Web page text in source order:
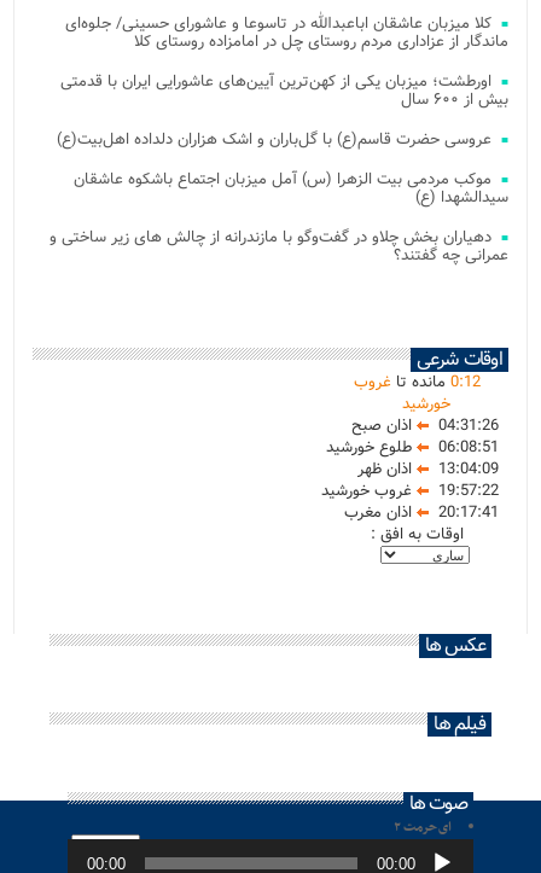
کلا میزبان عاشقان اباعبدالله در تاسوعا و عاشورای حسینی/ جلوه‌ای
ماندگار از عزاداری مردم روستای چل در امامزاده روستای کلا
اورطشت؛ میزبان یکی از کهن‌ترین آیین‌های عاشورایی ایران با قدمتی
بیش از ۶۰۰ سال
عروسی حضرت قاسم(ع) با گل‌باران و اشک هزاران دلداده اهل‌بیت(ع)
موکب مردمی بیت‌ الزهرا (س) آمل میزبان اجتماع باشکوه عاشقان
سیدالشهدا (ع)
دهیاران بخش چلاو در گفت‌وگو با مازندرانه از چالش های زیر ساختی و
عمرانی چه گفتند؟
اوقات شرعی
0:12 مانده تاغروب
خورشید
04:31:26
اذان صبح
06:08:51
طلوع خورشید
13:04:09
اذان ظهر
19:57:22
غروب خورشید
20:17:41
اذان مغرب
اوقات به افق :
عکس ها
فیلم ها
صوت ها
ای حرمت ۲
پخش‌کننده
صوت 00:00
00:00